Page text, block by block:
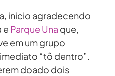
inicio agradecendo
e Parque Una que,
em um grupo
“tô dentro”.
doado dois